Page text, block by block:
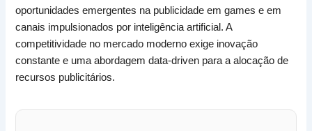
oportunidades emergentes na publicidade em games e em
canais impulsionados por inteligência artificial. A
competitividade no mercado moderno exige inovação
constante e uma abordagem data-driven para a alocação de
recursos publicitários.